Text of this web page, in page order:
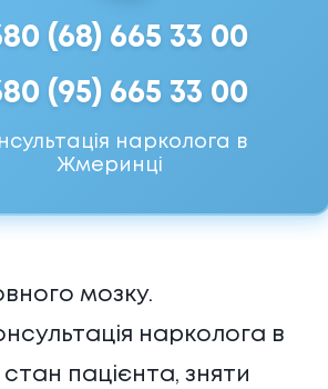
(68) 665 33 00
(95) 665 33 00
нарколога в
Жмеринці
мозку.
нарколога в
пацієнта, зняти